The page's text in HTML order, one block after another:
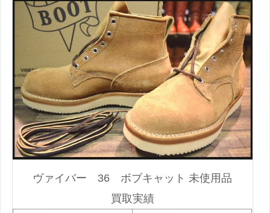
ヴァイバー 36 ボブキャット 未使用品
買取実績